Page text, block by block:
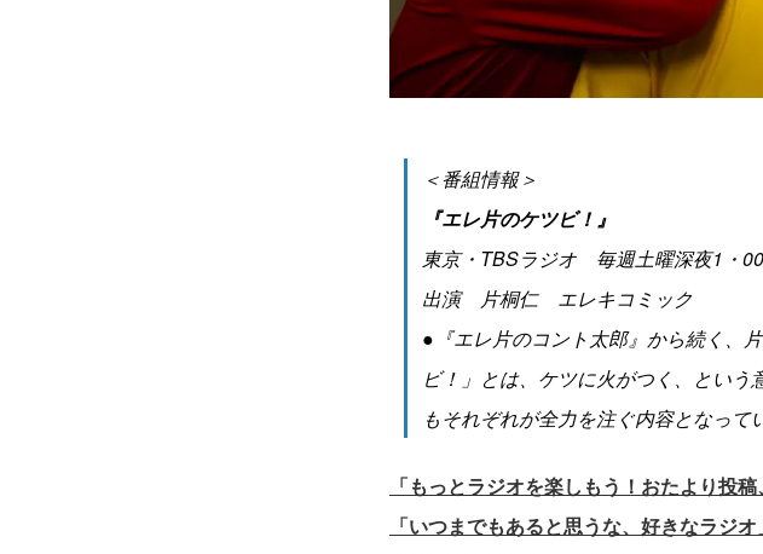
＜番組情報＞
『エレ片のケツビ！』
東京・TBSラジオ 毎週土曜深夜1・
出演 片桐仁 エレキコミック
●『エレ片のコント太郎』から続く、
ビ！」とは、ケツに火がつく、とい
もそれぞれが全力を注ぐ内容となって
「もっとラジオを楽しもう！おたより投
「いつまでもあると思うな、好きなラジ